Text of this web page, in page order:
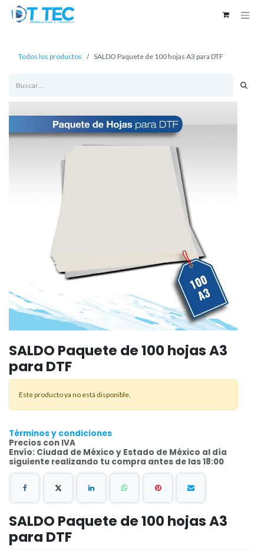
Ir al contenido
Todos los productos SALDO Paquete de 100 hojas A3 para DTF
SALDO Paquete de 100 hojas A3
para DTF
Este producto ya no está disponible.
Términos y condiciones
Precios con IVA
Envío: Ciudad de México y Estado de México al día
siguiente realizando tu compra antes de las 18:00
SALDO Paquete de 100 hojas A3
para DTF